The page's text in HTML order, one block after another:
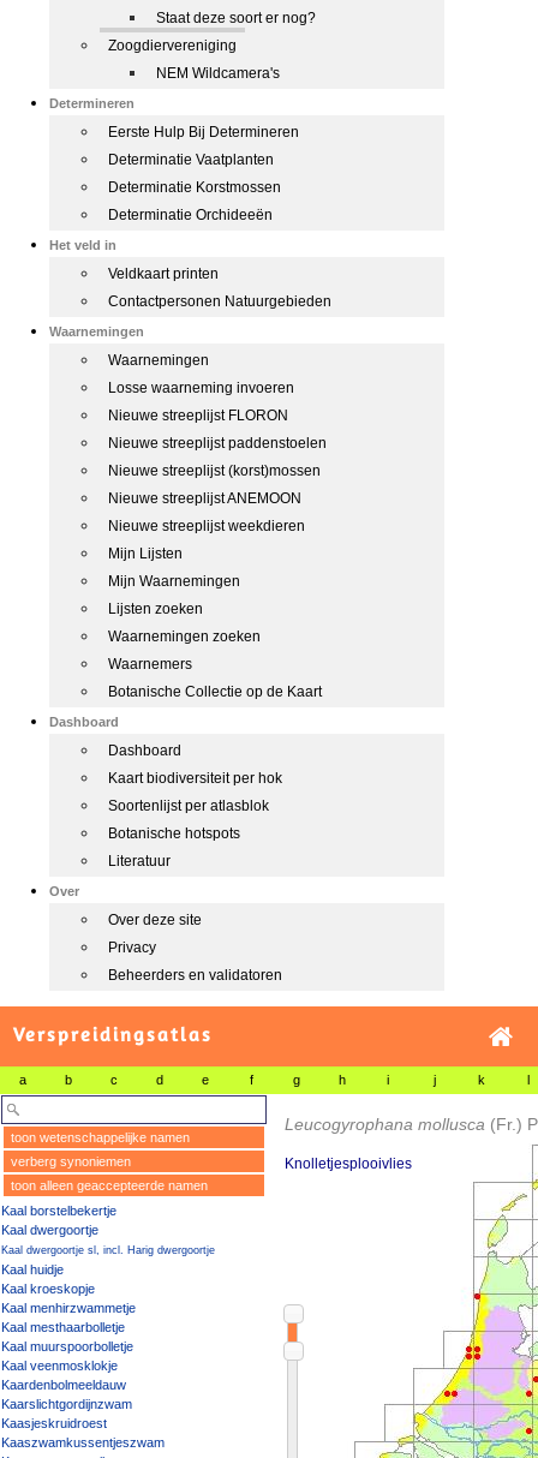
Staat deze soort er nog?
Zoogdiervereniging
NEM Wildcamera's
Determineren
Eerste Hulp Bij Determineren
Determinatie Vaatplanten
Determinatie Korstmossen
Determinatie Orchideeën
Het veld in
Veldkaart printen
Contactpersonen Natuurgebieden
Waarnemingen
Waarnemingen
Losse waarneming invoeren
Nieuwe streeplijst FLORON
Nieuwe streeplijst paddenstoelen
Nieuwe streeplijst (korst)mossen
Nieuwe streeplijst ANEMOON
Nieuwe streeplijst weekdieren
Mijn Lijsten
Mijn Waarnemingen
Lijsten zoeken
Waarnemingen zoeken
Waarnemers
Botanische Collectie op de Kaart
Dashboard
Dashboard
Kaart biodiversiteit per hok
Soortenlijst per atlasblok
Botanische hotspots
Literatuur
Over
Over deze site
Privacy
Beheerders en validatoren
Verspreidingsatlas
a b c d e f g h i j k l
toon wetenschappelijke namen
verberg synoniemen
toon alleen geaccepteerde namen
Kaal borstelbekertje
Kaal dwergoortje
Kaal dwergoortje sl, incl. Harig dwergoortje
Kaal huidje
Kaal kroeskopje
Kaal menhirzwammetje
Kaal mesthaarbolletje
Kaal muurspoorbolletje
Kaal veenmosklokje
Kaardenbolmeeldauw
Kaarslichtgordijnzwam
Kaasjeskruidroest
Kaaszwamkussentjeszwam
Leucogyrophana mollusca (Fr.)
Knolletjesplooivlies